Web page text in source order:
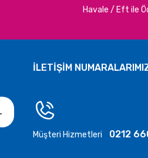
Metalik Altın Renk Balon 100 Adet
Havale / Eft ile
İLETİŞİM
Müşteri Hizmetleri 0212